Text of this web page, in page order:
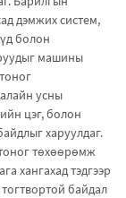
дэмжих систем,
болон
машины
усны
цэг, болон
харуулдаг.
төхөөрөмж
хангахад тэдгээр
байдал